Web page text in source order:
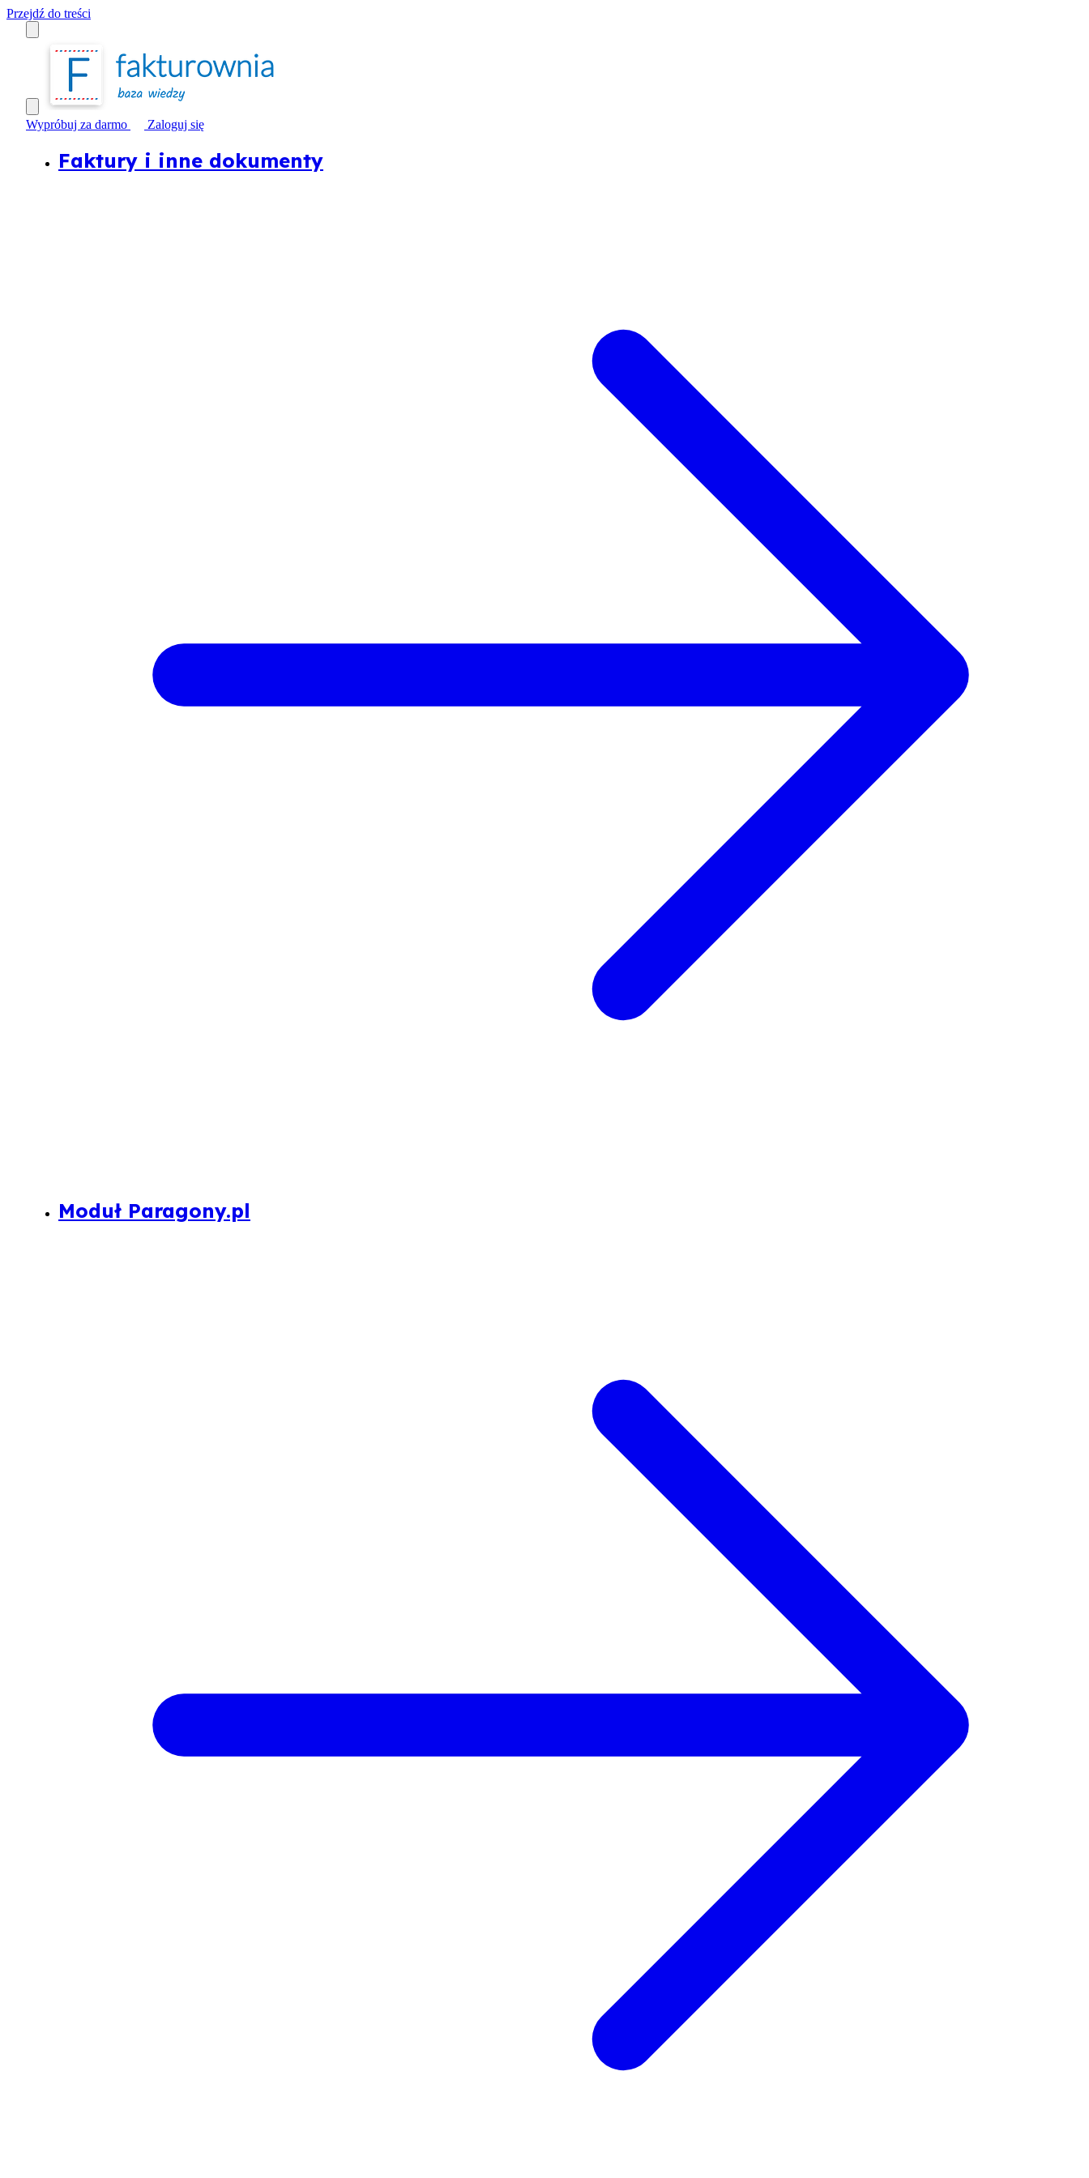
Przejdź do treści
Wypróbuj za darmo Zaloguj się
Faktury i inne dokumenty
Moduł Paragony.pl